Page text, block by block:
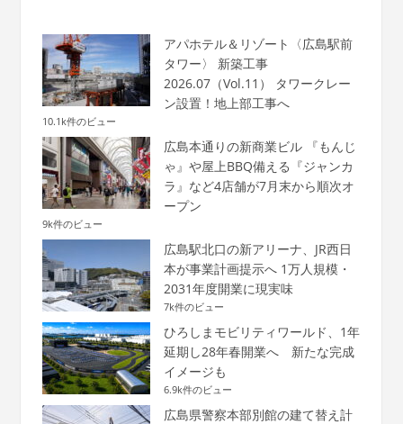
アパホテル＆リゾート〈広島駅前
タワー〉 新築工事
2026.07（Vol.11） タワークレー
ン設置！地上部工事へ
10.1k件のビュー
広島本通りの新商業ビル 『もんじ
ゃ』や屋上BBQ備える『ジャンカ
ラ』など4店舗が7月末から順次オ
ープン
9k件のビュー
広島駅北口の新アリーナ、JR西日
本が事業計画提示へ 1万人規模・
2031年度開業に現実味
7k件のビュー
ひろしまモビリティワールド、1年
延期し28年春開業へ 新たな完成
イメージも
6.9k件のビュー
広島県警察本部別館の建て替え計